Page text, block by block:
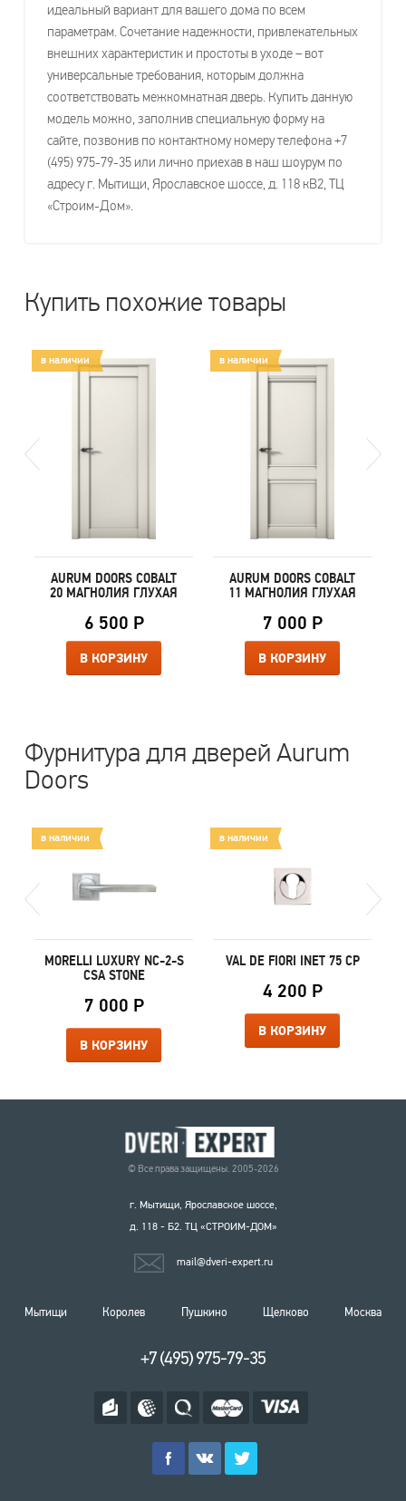
идеальный вариант для вашего дома по всем
параметрам. Сочетание надежности, привлекательных
внешних характеристик и простоты в уходе – вот
универсальные требования, которым должна
соответствовать межкомнатная дверь. Купить данную
модель можно, заполнив специальную форму на
сайте, позвонив по контактному номеру телефона +7
(495) 975-79-35 или лично приехав в наш шоурум по
адресу г. Мытищи, Ярославское шоссе, д. 118 кВ2, ТЦ
«Строим-Дом».
Купить похожие товары
в наличии
AURUM DOORS COBALT
20 МАГНОЛИЯ ГЛУХАЯ
6 500 Р
В КОРЗИНУ
в наличии
AURUM DOORS COBALT
11 МАГНОЛИЯ ГЛУХАЯ
7 000 Р
В КОРЗИНУ
Фурнитура для дверей Aurum
Doors
в наличии
MORELLI LUXURY NC-2-S
CSA STONE
7 000 Р
В КОРЗИНУ
в наличии
VAL DE FIORI INET 75 CP
4 200 Р
В КОРЗИНУ
© Все права защищены. 2005-2026
г. Мытищи, Ярославское шоссе,
д. 118 - Б2. ТЦ «СТРОИМ-ДОМ»
mail@dveri-expert.ru
Мытищи Королев Пушкино Щелково Москва
+7 (495) 975-79-35